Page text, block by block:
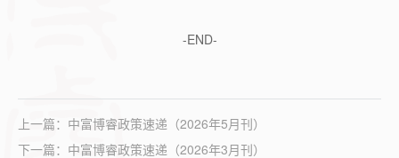
-END-
上一篇： 中富博睿政策速递（2026年5月刊）
下一篇： 中富博睿政策速递（2026年3月刊）